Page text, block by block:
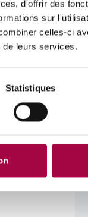
d'offrir des
sur
celles-ci
de leurs services.
Statistiques
sur
êtes prêt(e) à